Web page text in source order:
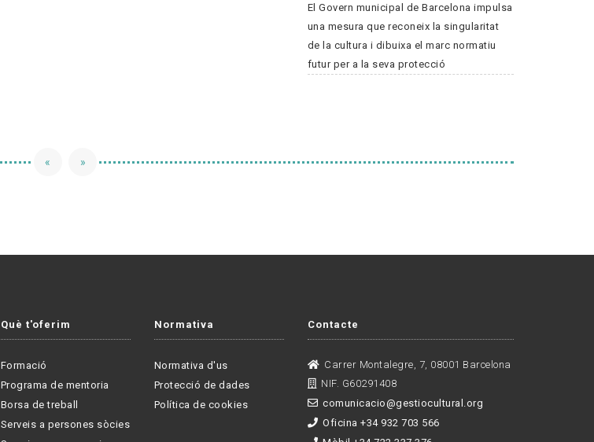
El Govern municipal de Barcelona impulsa
una mesura que reconeix la singularitat
de la cultura i dibuixa el marc normatiu
futur per a la seva protecció
« »
Què t'oferim
Formació
Programa de mentoria
Borsa de treball
Serveis a persones sòcies
Normativa
Normativa d'us
Protecció de dades
Política de cookies
Contacte
Carrer Montalegre, 7, 08001 Barcelona
NIF. G60291408
comunicacio@gestiocultural.org
Oficina +34 932 703 566